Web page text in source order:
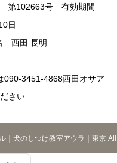
第102663号 有効期間
日
西田 長明
090-3451-4868西田オサア
さい
犬のしつけ教室アウラ｜東京 All